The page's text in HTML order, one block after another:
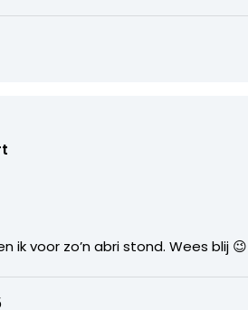
ik voor zo’n abri stond. Wees blij 😉